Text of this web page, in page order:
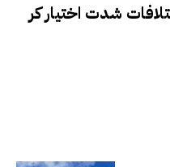
شدت اختیار کر